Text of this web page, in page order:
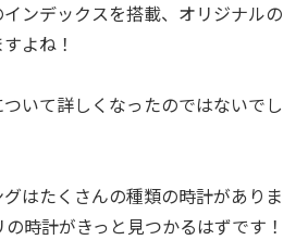
ンデックスを搭載、オリジナルの
よね！
いて詳しくなったのではないでし
はたくさんの種類の時計がありま
時計がきっと見つかるはずです！